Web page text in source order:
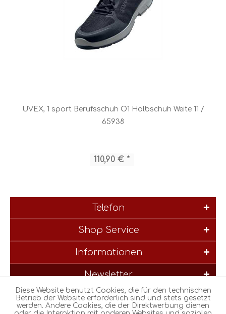
UVEX, 1 sport Berufsschuh O1 Halbschuh Weite 11 /
65938
110,90 € *
Telefon
Shop Service
Informationen
Newsletter
* Alle Preise inkl. gesetzl. Mehrwertsteuer zzgl.Versandkostenund
ggf. Nachnahmegebühren, wenn nicht anders beschrieben
Diese Website benutzt Cookies, die für den technischen
Betrieb der Website erforderlich sind und stets gesetzt
werden. Andere Cookies, die der Direktwerbung dienen